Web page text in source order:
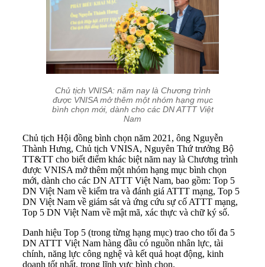
Chủ tịch VNISA: năm nay là Chương trình
được VNISA mở thêm một nhóm hạng mục
bình chọn mới, dành cho các DN ATTT Việt
Nam
Chủ tịch Hội đồng bình chọn năm 2021, ông Nguyễn
Thành Hưng, Chủ tịch VNISA, Nguyên Thứ trưởng Bộ
TT&TT cho biết điểm khác biệt năm nay là Chương trình
được VNISA mở thêm một nhóm hạng mục bình chọn
mới, dành cho các DN ATTT Việt Nam, bao gồm: Top 5
DN Việt Nam về kiểm tra và đánh giá ATTT mạng, Top 5
DN Việt Nam về giám sát và ứng cứu sự cố ATTT mạng,
Top 5 DN Việt Nam về mật mã, xác thực và chữ ký số.
Danh hiệu Top 5 (trong từng hạng mục) trao cho tối đa 5
DN ATTT Việt Nam hàng đầu có nguồn nhân lực, tài
chính, năng lực công nghệ và kết quả hoạt động, kinh
doanh tốt nhất, trong lĩnh vực bình chọn.